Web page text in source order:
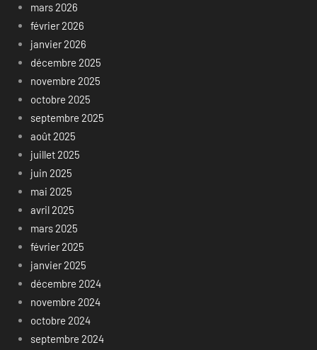
mars 2026
février 2026
janvier 2026
décembre 2025
novembre 2025
octobre 2025
septembre 2025
août 2025
juillet 2025
juin 2025
mai 2025
avril 2025
mars 2025
février 2025
janvier 2025
décembre 2024
novembre 2024
octobre 2024
septembre 2024